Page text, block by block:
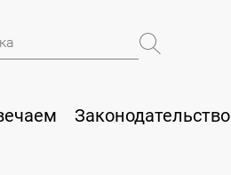
Законодательство